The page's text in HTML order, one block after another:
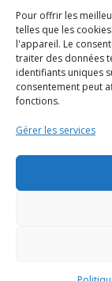
Pour offrir les
telles que les
l'appareil. Le
traiter des données
identifiants uniques
consentement peut
fonctions.
Gérer les services
Mail:
© 2022 Mairie